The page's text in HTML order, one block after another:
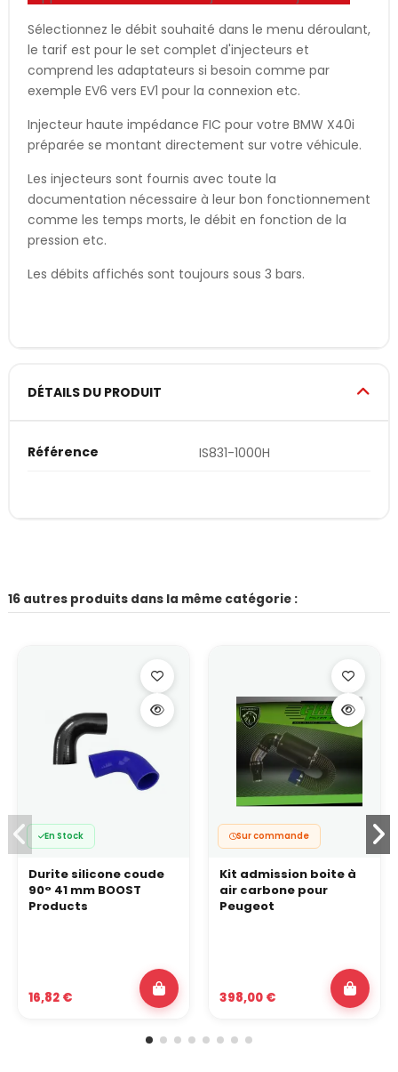
Sélectionnez le débit souhaité dans le menu déroulant,
le tarif est pour le set complet d'injecteurs et
comprend les adaptateurs si besoin comme par
exemple EV6 vers EV1 pour la connexion etc.
Injecteur haute impédance FIC pour votre BMW X40i
préparée se montant directement sur votre véhicule.
Les injecteurs sont fournis avec toute la
documentation nécessaire à leur bon fonctionnement
comme les temps morts, le débit en fonction de la
pression etc.
Les débits affichés sont toujours sous 3 bars.
DÉTAILS DU PRODUIT
Référence IS831-1000H
16 autres produits dans la même catégorie :
En Stock
Durite silicone coude
90° 41 mm BOOST
Products
16,82 €
Sur commande
Kit admission boite à
air carbone pour
Peugeot
398,00 €